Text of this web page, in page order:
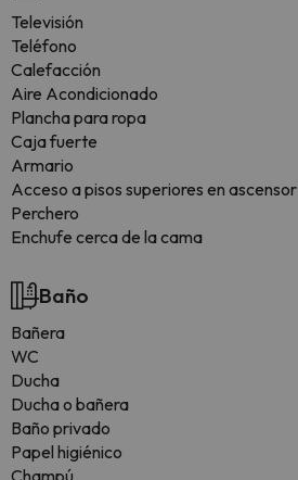
Televisión
Teléfono
Calefacción
Aire Acondicionado
Plancha para ropa
Caja fuerte
Armario
Acceso a pisos superiores en ascensor
Perchero
Enchufe cerca de la cama
Baño
Bañera
WC
Ducha
Ducha o bañera
Baño privado
Papel higiénico